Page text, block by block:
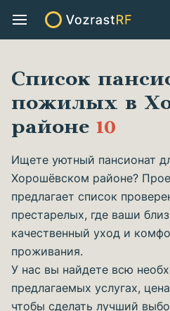
Список
пожилых в
районе 10
Ищете уютный пансионат
Хорошёвском районе?
предлагает список
престарелых, где ваши
качественный уход и
проживания.
У нас вы найдете всю
предлагаемых услугах,
чтобы сделать лучший